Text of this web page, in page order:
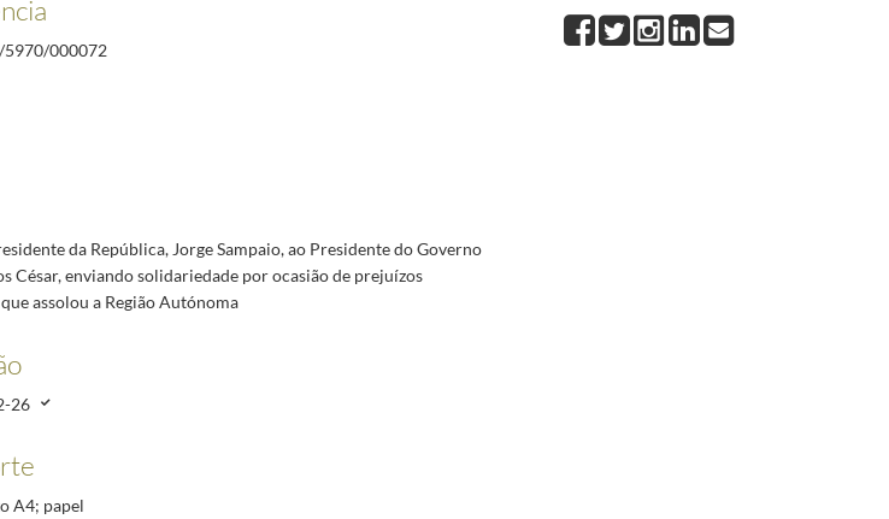
Açores, Carlos César, enviando solidariedade por ocasião de prejuízos causados pela tempestade que assolou a Região Autónoma
Fernando Gomes, felicitando a Câmara Municipal e a população do Porto pela decisão tomada pela Unesco, de atribuir ao centro histórico da
Arte Cinematográfica e Audiovisual, felicitando-a pela atribuição do Prémio Pfizer 1996
atribuição do Prémio Pfizer 1996
de Lisboa, D. José da Cruz Policarpo, por ocasião da sua nomeação
da entrega do Prémio União Latina
seu rápido restabelecimento
5970/000072
da República, Jorge Sampaio, ao Presidente do Governo
César, enviando solidariedade por ocasião de prejuízos
assolou a Região Autónoma
26
A4; papel